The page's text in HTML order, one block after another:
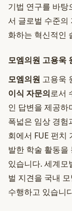
기법 연구를 바탕
서 글로벌 수준의
화하는 혁신적인
모엠의원 고용욱
모엠의원 고용욱
이식 자문의로서
인 답변을 제공
폭넓은 임상 경
회에서 FUE 펀치
발한 학술 활동을
있습니다. 세계모
벌 지견을 국내
수행하고 있습니